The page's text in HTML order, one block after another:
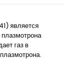
является
газ в